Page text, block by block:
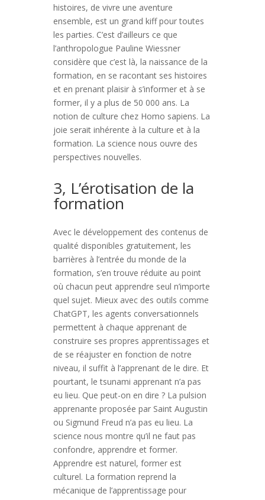
histoires, de vivre une aventure
ensemble, est un grand kiff pour toutes
les parties. C’est d’ailleurs ce que
l’anthropologue Pauline Wiessner
considère que c’est là, la naissance de la
formation, en se racontant ses histoires
et en prenant plaisir à s’informer et à se
former, il y a plus de 50 000 ans. La
notion de culture chez Homo sapiens. La
joie serait inhérente à la culture et à la
formation. La science nous ouvre des
perspectives nouvelles.
3, L’érotisation de la
formation
Avec le développement des contenus de
qualité disponibles gratuitement, les
barrières à l’entrée du monde de la
formation, s’en trouve réduite au point
où chacun peut apprendre seul n’importe
quel sujet. Mieux avec des outils comme
ChatGPT, les agents conversationnels
permettent à chaque apprenant de
construire ses propres apprentissages et
de se réajuster en fonction de notre
niveau, il suffit à l’apprenant de le dire. Et
pourtant, le tsunami apprenant n’a pas
eu lieu. Que peut-on en dire ? La pulsion
apprenante proposée par Saint Augustin
ou Sigmund Freud n’a pas eu lieu. La
science nous montre qu’il ne faut pas
confondre, apprendre et former.
Apprendre est naturel, former est
culturel. La formation reprend la
mécanique de l’apprentissage pour